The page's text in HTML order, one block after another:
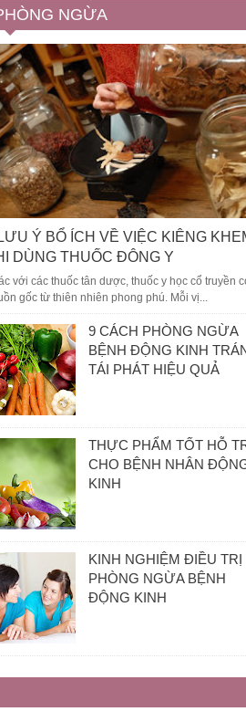
NGỪA
Ý BỔ ÍCH VỀ VIỆC KIÊNG
DÙNG THUỐC ĐÔNG Y
với các thuốc tân dược, thuốc y học cổ truyền
gốc từ thiên nhiên phong phú. Mỗi vị...
9 CÁCH PHÒNG NGỪA
BỆNH ĐỘNG KINH
TÁI PHÁT HIỆU QUẢ
THỰC PHẨM TỐT HỖ
CHO BỆNH NHÂN
KINH
KINH NGHIỆM ĐIỀU TRỊ
PHÒNG NGỪA BỆNH
ĐỘNG KINH